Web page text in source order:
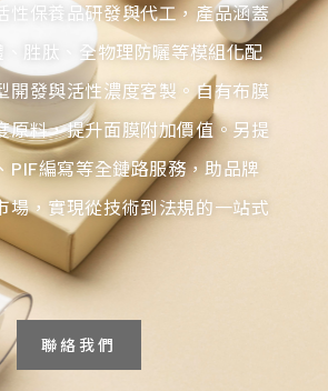
性保養品研發與代工，產品涵蓋
、胜肽、全物理防曬等模組化配
開發與活性濃度客製。自有布膜
原料，提升面膜附加價值。另提
PIF編寫等全鏈路服務，助品牌
場，實現從技術到法規的一站式
聯絡我們